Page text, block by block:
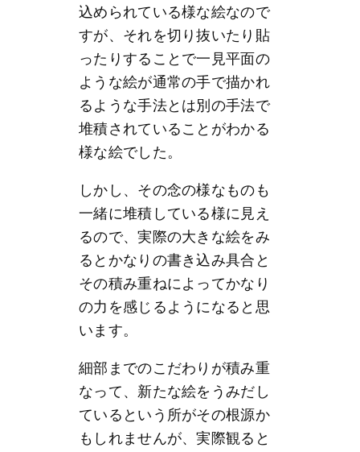
込められている様な絵なので
すが、それを切り抜いたり貼
ったりすることで一見平面の
ような絵が通常の手で描かれ
るような手法とは別の手法で
堆積されていることがわかる
様な絵でした。
しかし、その念の様なものも
一緒に堆積している様に見え
るので、実際の大きな絵をみ
るとかなりの書き込み具合と
その積み重ねによってかなり
の力を感じるようになると思
います。
細部までのこだわりが積み重
なって、新たな絵をうみだし
ているという所がその根源か
もしれませんが、実際観ると